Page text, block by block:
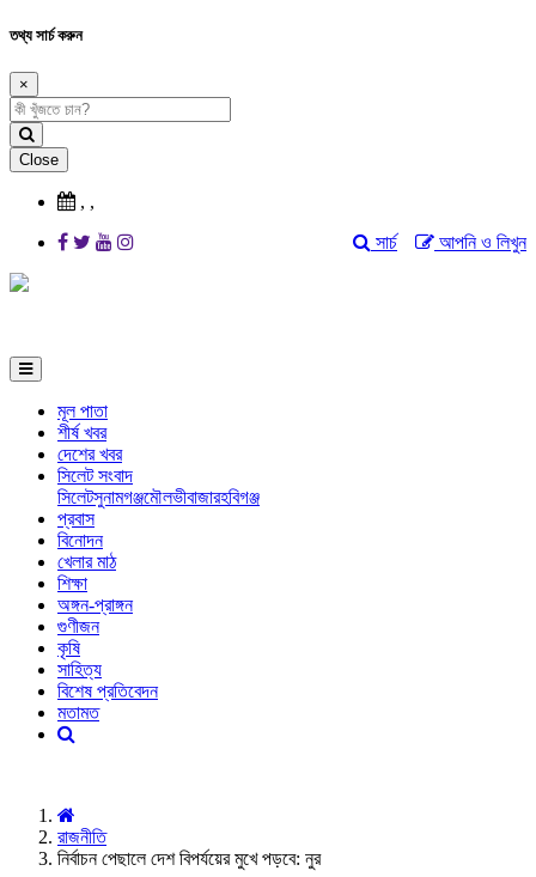
তথ্য সার্চ করুন
×
Close
, ,
আপনি ও লিখুন
সার্চ
মূল পাতা
শীর্ষ খবর
দেশের খবর
সিলেট সংবাদ
সিলেটসুনামগঞ্জমৌলভীবাজারহবিগঞ্জ
প্রবাস
বিনোদন
খেলার মাঠ
শিক্ষা
অঙ্গন-প্রাঙ্গন
গুণীজন
কৃষি
সাহিত্য
বিশেষ প্রতিবেদন
মতামত
রাজনীতি
নির্বাচন পেছালে দেশ বিপর্যয়ের মুখে পড়বে: নুর